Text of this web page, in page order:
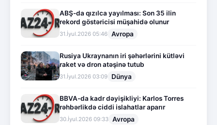
ABŞ-da qızılca yayılması: Son 35 ilin
rekord göstəricisi müşahidə olunur
31.İyul.2026 05:46 Avropa
Rusiya Ukraynanın iri şəhərlərini kütləvi
raket və dron atəşinə tutub
31.İyul.2026 03:09 Dünya
BBVA-da kadr dəyişikliyi: Karlos Torres
rəhbərlikdə ciddi islahatlar aparır
30.İyul.2026 09:33 Avropa